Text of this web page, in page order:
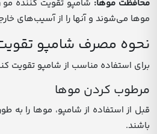
محافظت موها: شامپو تقویت کننده
موها می‌شوند و آنها را از آسیب‌های
نحوه مصرف شامپو تقویت
برای استفاده مناسب از شامپو تقویت
مرطوب کردن موها
قبل از استفاده از شامپو، موها را
باشند.